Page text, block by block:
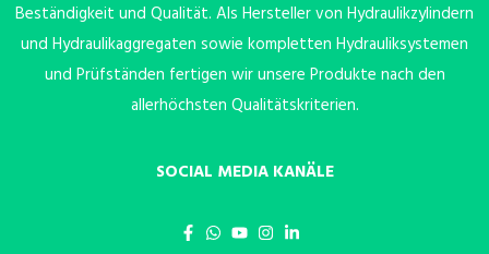
Beständigkeit und Qualität. Als Hersteller von Hydraulikzylindern
und Hydraulikaggregaten sowie kompletten Hydrauliksystemen
und Prüfständen fertigen wir unsere Produkte nach den
allerhöchsten Qualitätskriterien.
SOCIAL MEDIA KANÄLE